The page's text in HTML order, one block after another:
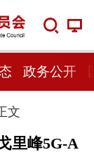
政务公开
文
里峰5G-A